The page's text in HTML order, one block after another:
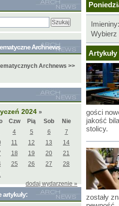
Wybierz
gości
jakość
stolicy.
zostały
Archnews
Archnews >>
2024 »
Czw Pią Sob
Nie
4 5 6
7
11 12 13
14
18 19 20 21
25 26 27
28
dodaj wydarzenie »